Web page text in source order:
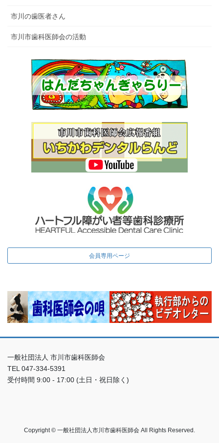
市川の歯医者さん
市川市歯科医師会の活動
会員専用ページ
一般社団法人 市川市歯科医師会
TEL 047-334-5391
受付時間 9:00 - 17:00 (土日・祝日除く)
Copyright © 一般社団法人市川市歯科医師会 All Rights Reserved.